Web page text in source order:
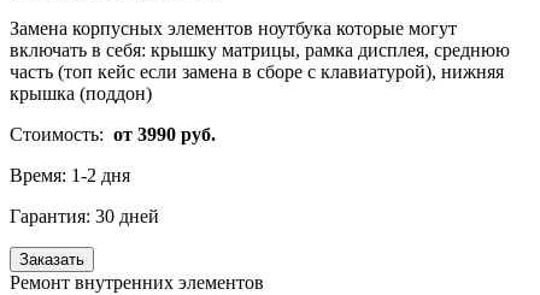
Замена корпусных элементов ноутбука которые могут
включать в себя: крышку матрицы, рамка дисплея, среднюю
часть (топ кейс если замена в сборе с клавиатурой), нижняя
крышка (поддон)
Стоимость: от 3990 руб.
Время: 1-2 дня
Гарантия: 30 дней
Заказать
Ремонт внутренних элементов